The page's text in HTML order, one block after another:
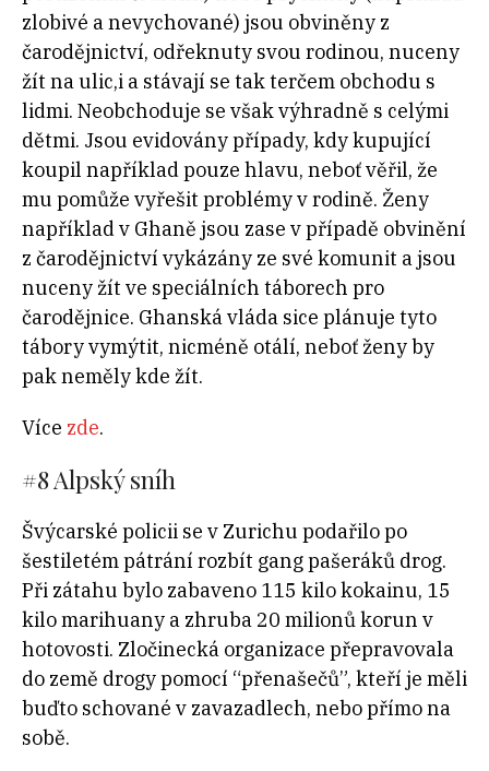
zlobivé a nevychované) jsou obviněny z
čarodějnictví, odřeknuty svou rodinou, nuceny
žít na ulic,i a stávají se tak terčem obchodu s
lidmi. Neobchoduje se však výhradně s celými
dětmi. Jsou evidovány případy, kdy kupující
koupil například pouze hlavu, neboť věřil, že
mu pomůže vyřešit problémy v rodině. Ženy
například v Ghaně jsou zase v případě obvinění
z čarodějnictví vykázány ze své komunit a jsou
nuceny žít ve speciálních táborech pro
čarodějnice. Ghanská vláda sice plánuje tyto
tábory vymýtit, nicméně otálí, neboť ženy by
pak neměly kde žít.
Více zde.
#8 Alpský sníh
Švýcarské policii se v Zurichu podařilo po
šestiletém pátrání rozbít gang pašeráků drog.
Při zátahu bylo zabaveno 115 kilo kokainu, 15
kilo marihuany a zhruba 20 milionů korun v
hotovosti. Zločinecká organizace přepravovala
do země drogy pomocí “přenašečů”, kteří je měli
buďto schované v zavazadlech, nebo přímo na
sobě.